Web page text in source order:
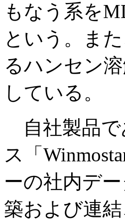
もなう系を
という。ま
るハンセン
している。
自社製品で
ス「
ーの社内デ
築および連